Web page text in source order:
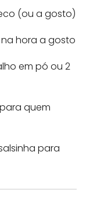
(ou a gosto)
hora a gosto
em pó ou 2
quem
para